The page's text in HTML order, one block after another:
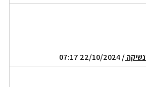
/ 22/10/2024 07:17